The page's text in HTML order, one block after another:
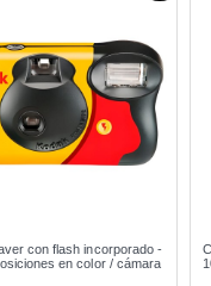
con flash incorporado -
en color / cámara